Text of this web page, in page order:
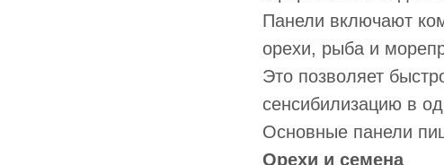
Панели включают
орехи, рыба и
Это позволяет
сенсибилизацию в
Основные панели
Орехи и семена